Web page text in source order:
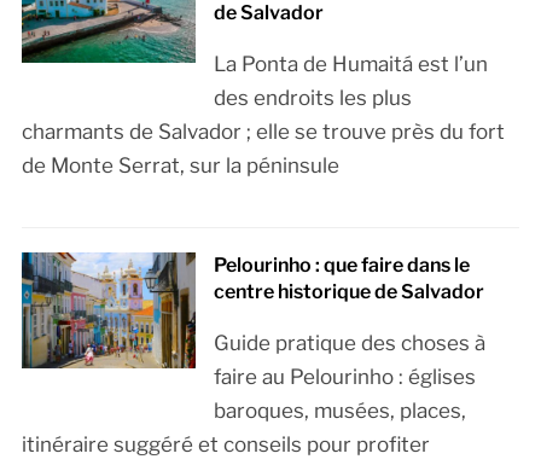
de Salvador
La Ponta de Humaitá est l’un
des endroits les plus
charmants de Salvador ; elle se trouve près du fort
de Monte Serrat, sur la péninsule
Pelourinho : que faire dans le
centre historique de Salvador
Guide pratique des choses à
faire au Pelourinho : églises
baroques, musées, places,
itinéraire suggéré et conseils pour profiter